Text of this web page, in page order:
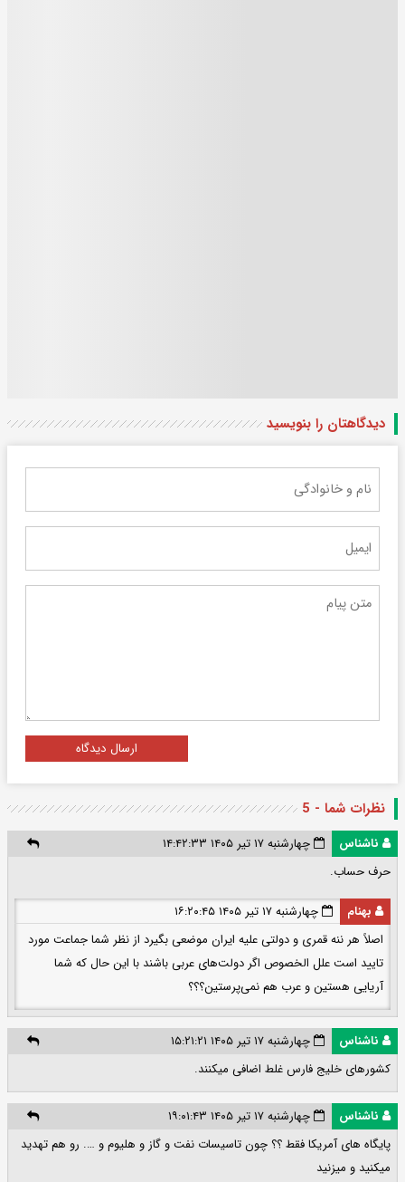
دیدگاهتان را بنویسید
ارسال دیدگاه
نظرات شما - 5
ناشناس
چهارشنبه ۱۷ تیر ۱۴۰۵ ۱۴:۴۲:۳۳
حرف حساب.
بهنام
چهارشنبه ۱۷ تیر ۱۴۰۵ ۱۶:۲۰:۴۵
اصلاً هر ننه قمری و دولتی علیه ایران موضعی بگیرد از نظر شما جماعت مورد
تایید است علل الخصوص اگر دولت‌های عربی باشند با این حال که شما
آریایی هستین و عرب هم نمی‌پرستین؟؟؟
ناشناس
چهارشنبه ۱۷ تیر ۱۴۰۵ ۱۵:۲۱:۲۱
کشورهای خلیج فارس غلط اضافی میکنند.
ناشناس
چهارشنبه ۱۷ تیر ۱۴۰۵ ۱۹:۰۱:۴۳
پایگاه های آمریکا فقط ؟؟ چون تاسیسات نفت و گاز و هلیوم و …. رو هم تهدید
میکنید و میزنید